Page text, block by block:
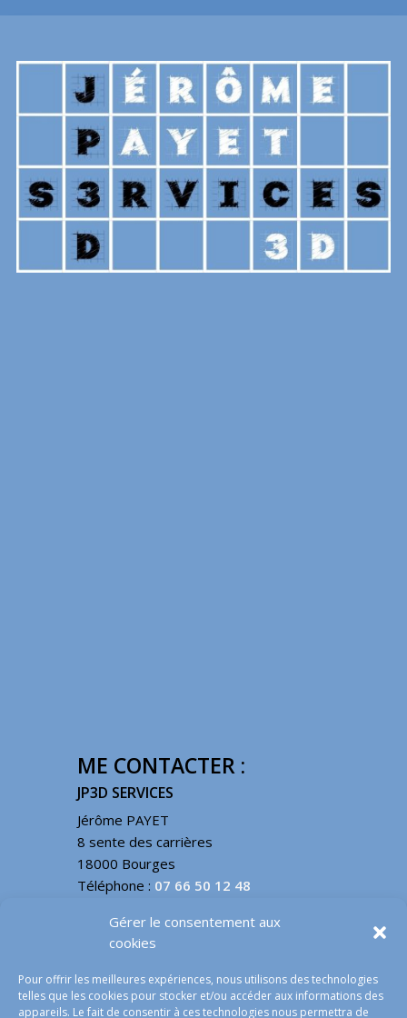
Gérer le consentement aux
cookies
Pour offrir les meilleures expériences, nous utilisons des technologies
telles que les cookies pour stocker et/ou accéder aux informations des
appareils. Le fait de consentir à ces technologies nous permettra de
ME CONTACTER :
JP3D SERVICES
Jérôme PAYET
8 sente des carrières
18000 Bourges
Téléphone : 07 66 50 12 48
INFOS LÉGALES
Mentions légales